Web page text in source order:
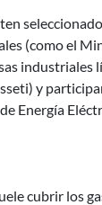
(como el
industriales
y
Energía
cubrir los